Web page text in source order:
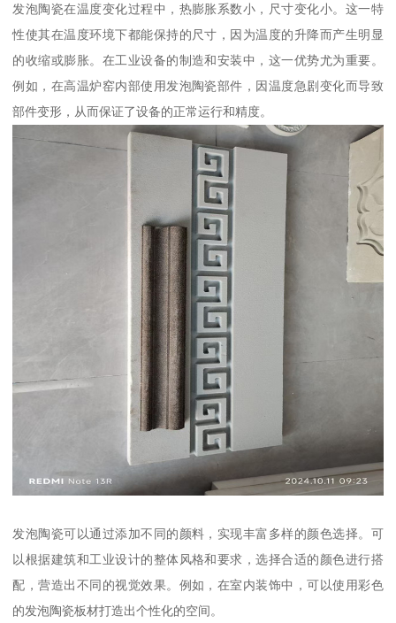
发泡陶瓷在温度变化过程中，热膨胀系数小，尺寸变化小。这一特
性使其在温度环境下都能保持的尺寸，因为温度的升降而产生明显
的收缩或膨胀。在工业设备的制造和安装中，这一优势尤为重要。
例如，在高温炉窑内部使用发泡陶瓷部件，因温度急剧变化而导致
部件变形，从而保证了设备的正常运行和精度。
发泡陶瓷可以通过添加不同的颜料，实现丰富多样的颜色选择。可
以根据建筑和工业设计的整体风格和要求，选择合适的颜色进行搭
配，营造出不同的视觉效果。例如，在室内装饰中，可以使用彩色
的发泡陶瓷板材打造出个性化的空间。